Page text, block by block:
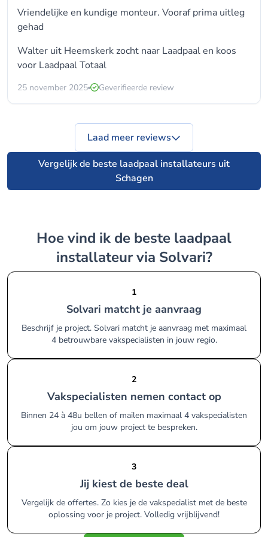
Vriendelijke en kundige monteur. Vooraf prima uitleg
gehad
Walter uit Heemskerk zocht naar Laadpaal en koos
voor Laadpaal Totaal
25 november 2025 Geverifieerde review
Vergelijk de beste laadpaal installateurs uit
Schagen
Laad meer reviews
Hoe vind ik de beste laadpaal
installateur via Solvari?
1
Solvari matcht je aanvraag
Beschrijf je project. Solvari matcht je aanvraag met maximaal
4 betrouwbare vakspecialisten in jouw regio.
2
Vakspecialisten nemen contact op
Binnen 24 à 48u bellen of mailen maximaal 4 vakspecialisten
jou om jouw project te bespreken.
3
Jij kiest de beste deal
Vergelijk de offertes. Zo kies je de vakspecialist met de beste
oplossing voor je project. Volledig vrijblijvend!